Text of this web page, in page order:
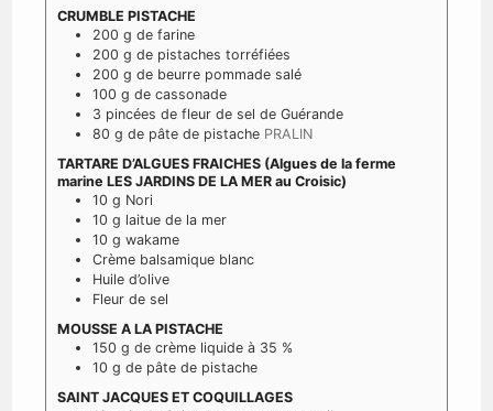
CRUMBLE PISTACHE
200 g de farine
200 g de pistaches torréfiées
200 g de beurre pommade salé
100 g de cassonade
3 pincées de fleur de sel de Guérande
80 g de pâte de pistache PRALIN
TARTARE D’ALGUES FRAICHES (Algues de la ferme
marine LES JARDINS DE LA MER au Croisic)
10 g Nori
10 g laitue de la mer
10 g wakame
Crème balsamique blanc
Huile d’olive
Fleur de sel
MOUSSE A LA PISTACHE
150 g de crème liquide à 35 %
10 g de pâte de pistache
SAINT JACQUES ET COQUILLAGES